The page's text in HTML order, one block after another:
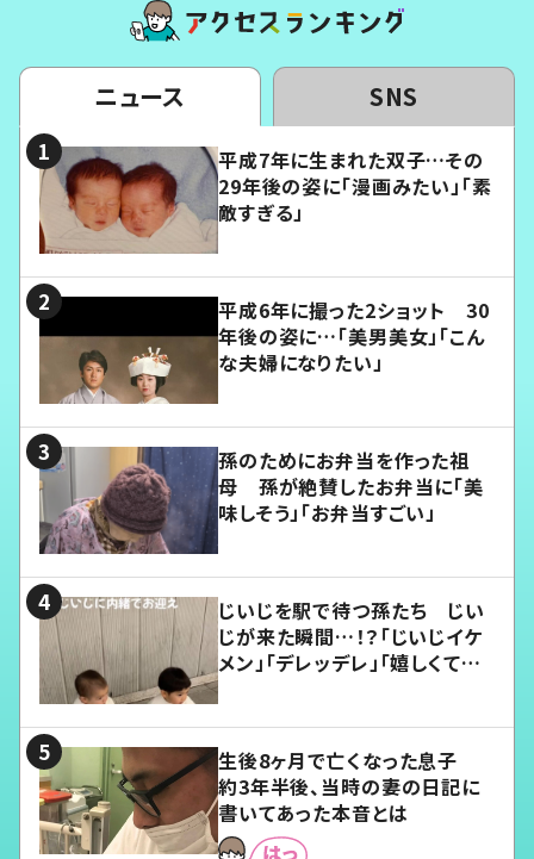
ニュース SNS
平成7年に生まれた双子…その
29年後の姿に「漫画みたい」「素
敵すぎる」
平成6年に撮った2ショット 30
年後の姿に…「美男美女」「こん
な夫婦になりたい」
孫のためにお弁当を作った祖
母 孫が絶賛したお弁当に「美
味しそう」「お弁当すごい」
じいじを駅で待つ孫たち じい
じが来た瞬間…！？「じいじイケ
メン」「デレッデレ」「嬉しくて可
生後8ヶ月で亡くなった息子
約3年半後、当時の妻の日記に
書いてあった本音とは